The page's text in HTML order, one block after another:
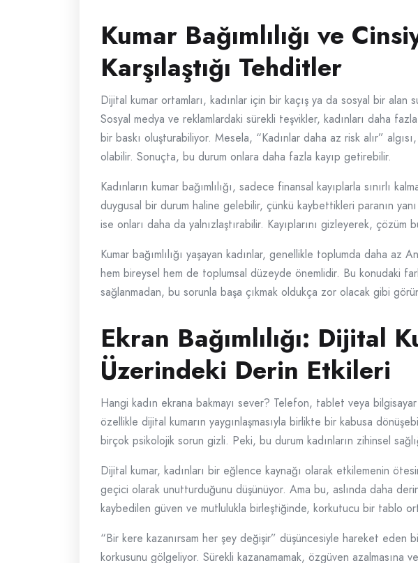
Kumar Bağımlılığı ve
Karşılaştığı Tehditler
Dijital kumar ortamları, kadınlar için bir kaçış ya da sosyal bir
Sosyal medya ve reklamlardaki sürekli teşvikler, kadınları daha
bir baskı oluşturabiliyor. Mesela, “Kadınlar daha az risk alır”
olabilir. Sonuçta, bu durum onlara daha fazla kayıp getirebilir.
Kadınların kumar bağımlılığı, sadece finansal kayıplarla sınırlı
duygusal bir durum haline gelebilir, çünkü kaybettikleri paranın
ise onları daha da yalnızlaştırabilir. Kayıplarını gizleyerek,
Kumar bağımlılığı yaşayan kadınlar, genellikle toplumda daha az
hem bireysel hem de toplumsal düzeyde önemlidir. Bu konudaki
sağlanmadan, bu sorunla başa çıkmak oldukça zor olacak gibi
Ekran Bağımlılığı: Dijital
Üzerindeki Derin Etkileri
Hangi kadın ekrana bakmayı sever? Telefon, tablet veya bilgisayar
özellikle dijital kumarın yaygınlaşmasıyla birlikte bir kabusa
birçok psikolojik sorun gizli. Peki, bu durum kadınların zihinsel
Dijital kumar, kadınları bir eğlence kaynağı olarak etkilemenin
geçici olarak unutturduğunu düşünüyor. Ama bu, aslında daha
kaybedilen güven ve mutlulukla birleştiğinde, korkutucu bir tablo
“Bir kere kazanırsam her şey değişir” düşüncesiyle hareket eden
korkusunu gölgeliyor. Sürekli kazanamamak, özgüven azalmasına